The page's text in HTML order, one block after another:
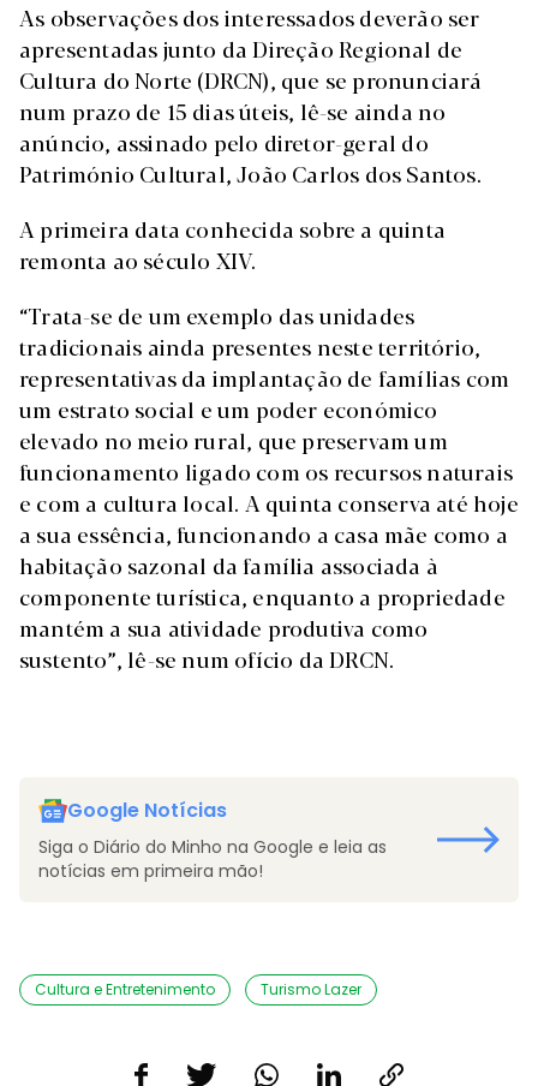
As observações dos interessados deverão ser
apresentadas junto da Direção Regional de
Cultura do Norte (DRCN), que se pronunciará
num prazo de 15 dias úteis, lê-se ainda no
anúncio, assinado pelo diretor-geral do
Património Cultural, João Carlos dos Santos.
A primeira data conhecida sobre a quinta
remonta ao século XIV.
“Trata-se de um exemplo das unidades
tradicionais ainda presentes neste território,
representativas da implantação de famílias com
um estrato social e um poder económico
elevado no meio rural, que preservam um
funcionamento ligado com os recursos naturais
e com a cultura local. A quinta conserva até hoje
a sua essência, funcionando a casa mãe como a
habitação sazonal da família associada à
componente turística, enquanto a propriedade
mantém a sua atividade produtiva como
sustento”, lê-se num ofício da DRCN.
Google Notícias
Siga o Diário do Minho na Google e leia as
notícias em primeira mão!
Cultura e Entretenimento Turismo Lazer